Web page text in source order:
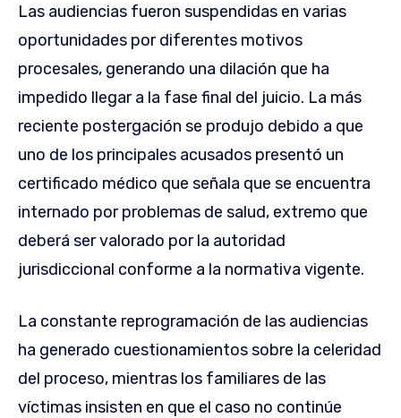
Las audiencias fueron suspendidas en varias
oportunidades por diferentes motivos
procesales, generando una dilación que ha
impedido llegar a la fase final del juicio. La más
reciente postergación se produjo debido a que
uno de los principales acusados presentó un
certificado médico que señala que se encuentra
internado por problemas de salud, extremo que
deberá ser valorado por la autoridad
jurisdiccional conforme a la normativa vigente.
La constante reprogramación de las audiencias
ha generado cuestionamientos sobre la celeridad
del proceso, mientras los familiares de las
víctimas insisten en que el caso no continúe